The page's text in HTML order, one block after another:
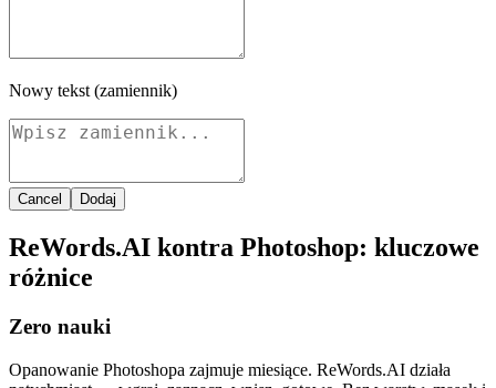
Nowy tekst (zamiennik)
Cancel Dodaj
ReWords.AI kontra Photoshop: kluczowe
różnice
Zero nauki
Opanowanie Photoshopa zajmuje miesiące. ReWords.AI działa